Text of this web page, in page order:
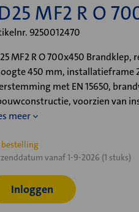
MF2 R O
9250012470
MF2 R O 700x450
450 mm, installatieframe
met EN 15650,
voorzien van
meer
bestelling
vanaf 1-9-2026 (1 stuks)
Inloggen